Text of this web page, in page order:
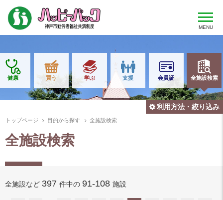
MENU
健康 買う 学ぶ 支援 会員証 全施設検索
トップページ 目的から探す 全施設検索
全施設検索
利用方法・絞り込み
全施設など 397 件中の 91-108 施設